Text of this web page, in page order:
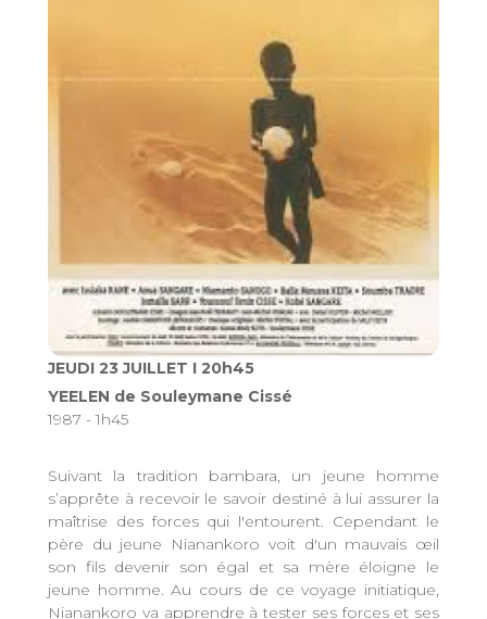
JEUDI 23 JUILLET I 20h45
YEELEN de Souleymane Cissé
1987 - 1h45
Suivant la tradition bambara, un jeune homme
s’apprête à recevoir le savoir destiné à lui assurer la
maîtrise des forces qui l'entourent. Cependant le
père du jeune Nianankoro voit d'un mauvais œil
son fils devenir son égal et sa mère éloigne le
jeune homme. Au cours de ce voyage initiatique,
Nianankoro va apprendre à tester ses forces et ses